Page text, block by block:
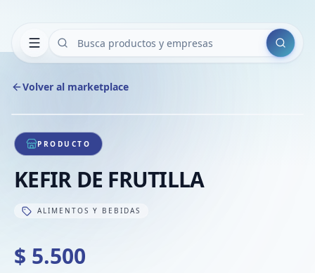
Buscar
Volver al marketplace
1/1
PRODUCTO
KEFIR DE FRUTILLA
ALIMENTOS Y BEBIDAS
$ 5.500